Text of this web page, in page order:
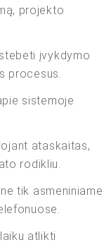
projekto
įvykdymo
procesus.
sistemoje
ataskaitas,
rodikliu.
tik asmeniniame
atlikti